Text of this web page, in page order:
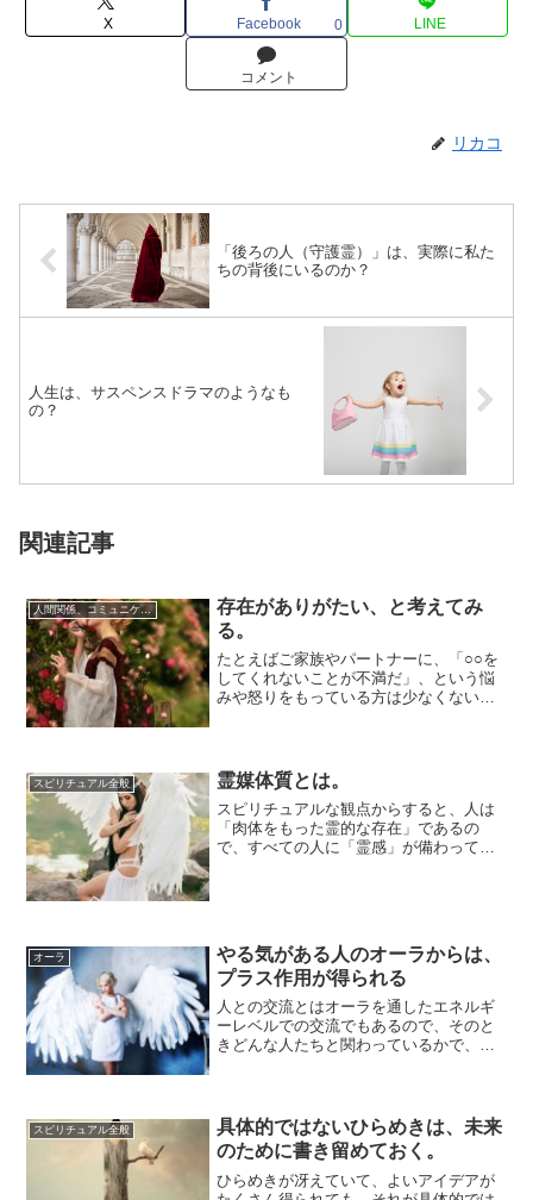
X Facebook 0 LINE
コメント
リカコ
「後ろの人（守護霊）」は、実際に私た
ちの背後にいるのか？
人生は、サスペンスドラマのようなも
の？
関連記事
人間関係、コミュニケーション
存在がありがたい、と考えてみ
る。
たとえばご家族やパートナーに、「○○を
してくれないことが不満だ」、という悩
みや怒りをもっている方は少なくないよ
スピリチュアル全般 霊媒体質とは。
スピリチュアルな観点からすると、人は
「肉体をもった霊的な存在」であるの
で、すべての人に「霊感」が備わってい
オーラ
やる気がある人のオーラからは、
プラス作用が得られる
人との交流とはオーラを通したエネルギ
ーレベルでの交流でもあるので、そのと
きどんな人たちと関わっているかで、自
スピリチュアル全般
具体的ではないひらめきは、未来
のために書き留めておく。
ひらめきが冴えていて、よいアイデアが